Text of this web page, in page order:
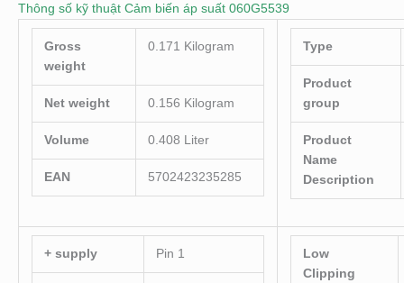
Thông số kỹ thuật Cảm biến áp suất 060G5539
Gross
weight
0.171 Kilogram
Net weight 0.156 Kilogram
Volume 0.408 Liter
EAN 5702423235285
Type
Product
group
Product
Name
Description
+ supply Pin 1
Low
Clipping